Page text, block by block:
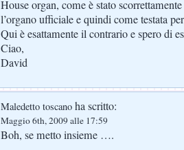
House organ, come è stato
l’organo ufficiale e quindi come testata
Qui è esattamente il contrario e spero di
Ciao,
David
Maledetto toscano ha scritto:
Maggio 6th, 2009 alle 17:59
Boh, se metto insieme ….